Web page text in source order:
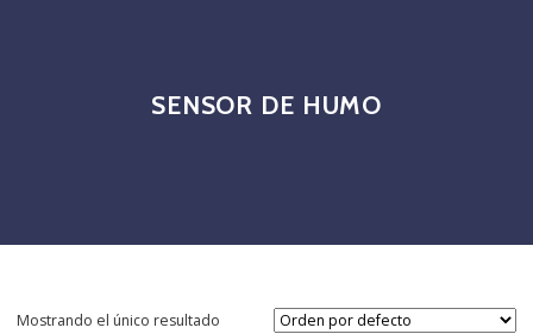
SENSOR DE HUMO
Mostrando el único resultado